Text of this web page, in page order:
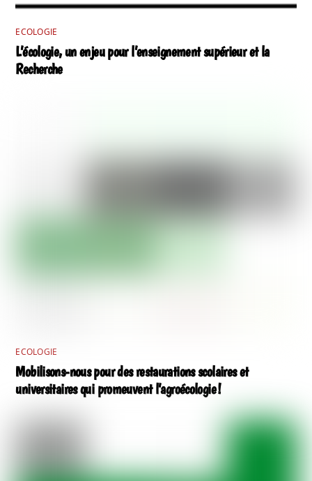
ECOLOGIE
L’écologie, un enjeu pour l’enseignement supérieur et la
Recherche
ECOLOGIE
Mobilisons-nous pour des restaurations scolaires et
universitaires qui promeuvent l’agroécologie !